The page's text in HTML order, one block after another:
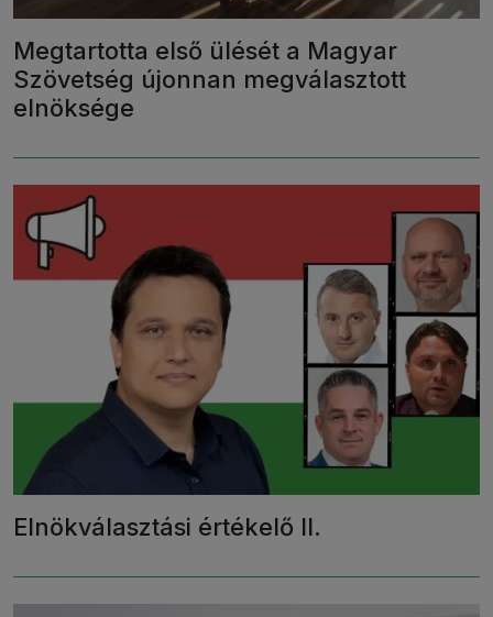
Megtartotta első ülését a Magyar
Szövetség újonnan megválasztott
elnöksége
Elnökválasztási értékelő II.